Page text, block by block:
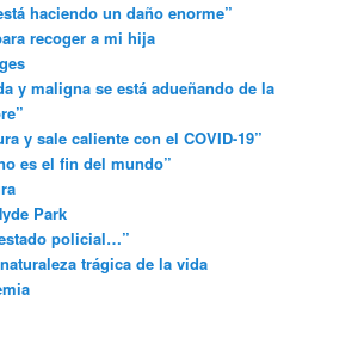
haciendo un daño enorme”
recoger a mi hija
y maligna se está adueñando de la
y sale caliente con el COVID-19”
es el fin del mundo”
Park
policial…”
trágica de la vida